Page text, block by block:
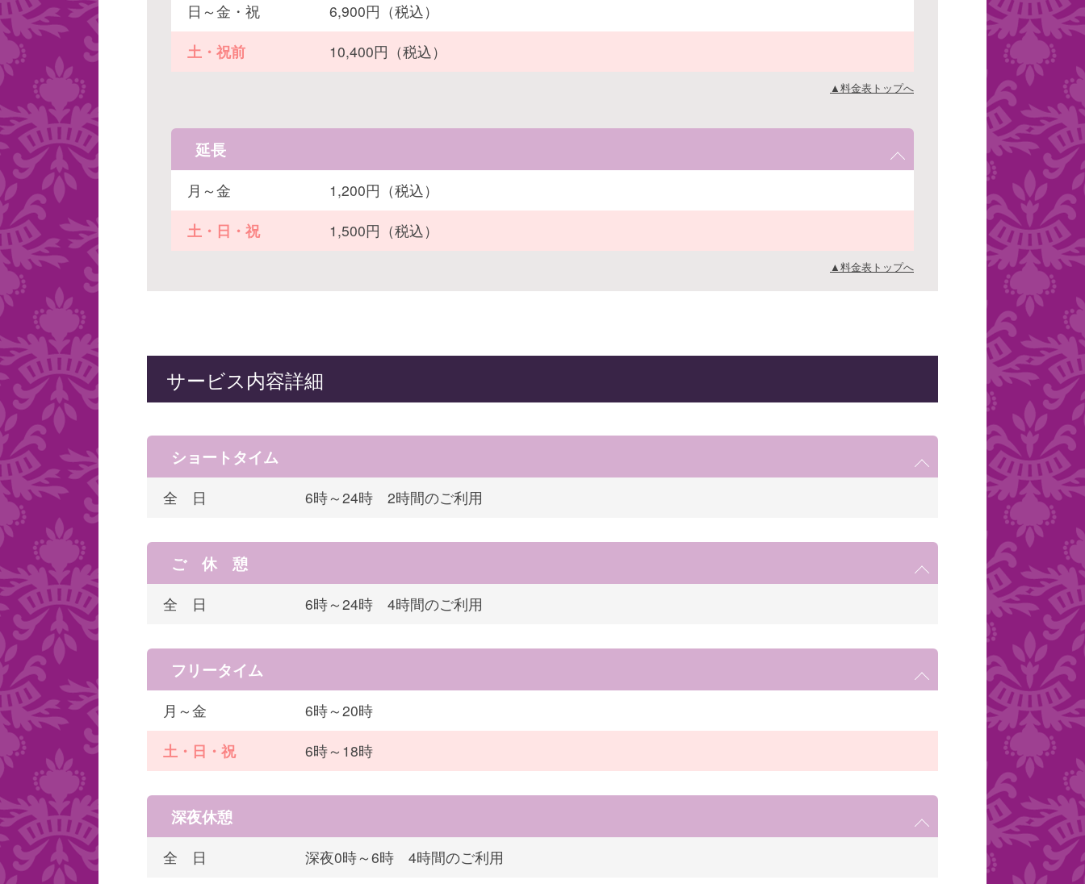
日～金・祝
6,900円（税込）
土・祝前
10,400円（税込）
▲料金表トップへ
延長
月～金
1,200円（税込）
土・日・祝
1,500円（税込）
▲料金表トップへ
サービス内容詳細
ショートタイム
全 日 6時～24時 2時間のご利用
ご 休 憩
全 日 6時～24時 4時間のご利用
フリータイム
月～金
6時～20時
土・日・祝
6時～18時
深夜休憩
全 日 深夜0時～6時 4時間のご利用